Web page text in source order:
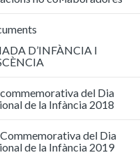
D’INFÀNCIA I
del Dia
de la Infància 2018
del Dia
de la Infància 2019